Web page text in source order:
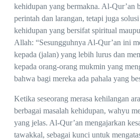
kehidupan yang bermakna. Al-Qur’an
perintah dan larangan, tetapi juga
kehidupan yang bersifat spiritual
Allah: “Sesungguhnya Al-Qur’an ini
kepada (jalan) yang lebih lurus dan
kepada orang-orang mukmin yang
bahwa bagi mereka ada pahala yang
Ketika seseorang merasa kehilangan
berbagai masalah kehidupan, wahyu
yang jelas. Al-Qur’an mengajarkan
tawakkal, sebagai kunci untuk